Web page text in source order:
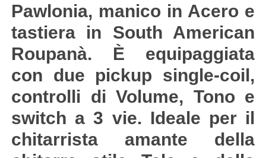
Pawlonia, manico in Acero e
tastiera in South American
Roupanà. È equipaggiata
con due pickup single-coil,
controlli di Volume, Tono e
switch a 3 vie. Ideale per il
chitarrista amante della